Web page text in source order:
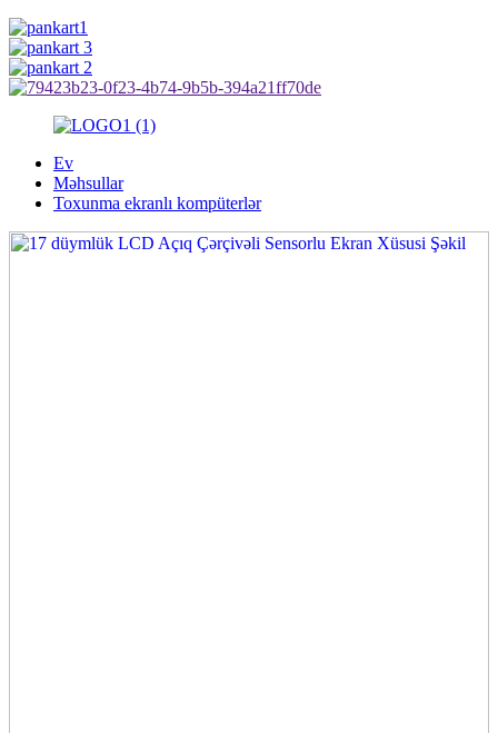
Ev
Məhsullar
Toxunma ekranlı kompüterlər